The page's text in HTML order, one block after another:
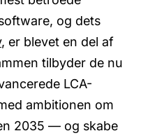
og dets
, er blevet en del af
tilbyder de nu
LCA-
ambitionen om
2035 — og skabe